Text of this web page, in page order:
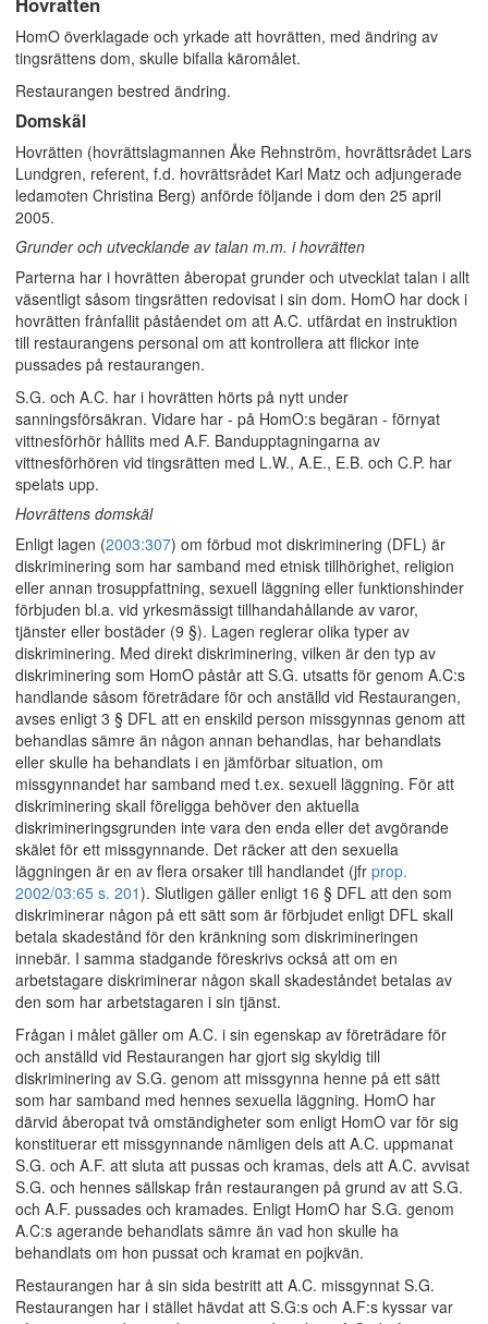
HomO överklagade och yrkade att hovrätten, med ändring av
tingsrättens dom, skulle bifalla käromålet.
Restaurangen bestred ändring.
Domskäl
Hovrätten (hovrättslagmannen Åke Rehnström, hovrättsrådet Lars
Lundgren, referent, f.d. hovrättsrådet Karl Matz och adjungerade
ledamoten Christina Berg) anförde följande i dom den 25 april
2005.
Grunder och utvecklande av talan m.m. i hovrätten
Parterna har i hovrätten åberopat grunder och utvecklat talan i allt
väsentligt såsom tingsrätten redovisat i sin dom. HomO har dock i
hovrätten frånfallit påståendet om att A.C. utfärdat en instruktion
till restaurangens personal om att kontrollera att flickor inte
pussades på restaurangen.
S.G. och A.C. har i hovrätten hörts på nytt under
sanningsförsäkran. Vidare har - på HomO:s begäran - förnyat
vittnesförhör hållits med A.F. Bandupptagningarna av
vittnesförhören vid tingsrätten med L.W., A.E., E.B. och C.P. har
spelats upp.
Hovrättens domskäl
Enligt lagen (2003:307) om förbud mot diskriminering (DFL) är
diskriminering som har samband med etnisk tillhörighet, religion
eller annan trosuppfattning, sexuell läggning eller funktionshinder
förbjuden bl.a. vid yrkesmässigt tillhandahållande av varor,
tjänster eller bostäder (9 §). Lagen reglerar olika typer av
diskriminering. Med direkt diskriminering, vilken är den typ av
diskriminering som HomO påstår att S.G. utsatts för genom A.C:s
handlande såsom företrädare för och anställd vid Restaurangen,
avses enligt 3 § DFL att en enskild person missgynnas genom att
behandlas sämre än någon annan behandlas, har behandlats
eller skulle ha behandlats i en jämförbar situation, om
missgynnandet har samband med t.ex. sexuell läggning. För att
diskriminering skall föreligga behöver den aktuella
diskrimineringsgrunden inte vara den enda eller det avgörande
skälet för ett missgynnande. Det räcker att den sexuella
läggningen är en av flera orsaker till handlandet (jfr prop.
2002/03:65 s. 201). Slutligen gäller enligt 16 § DFL att den som
diskriminerar någon på ett sätt som är förbjudet enligt DFL skall
betala skadestånd för den kränkning som diskrimineringen
innebär. I samma stadgande föreskrivs också att om en
arbetstagare diskriminerar någon skall skadeståndet betalas av
den som har arbetstagaren i sin tjänst.
Frågan i målet gäller om A.C. i sin egenskap av företrädare för
och anställd vid Restaurangen har gjort sig skyldig till
diskriminering av S.G. genom att missgynna henne på ett sätt
som har samband med hennes sexuella läggning. HomO har
därvid åberopat två omständigheter som enligt HomO var för sig
konstituerar ett missgynnande nämligen dels att A.C. uppmanat
S.G. och A.F. att sluta att pussas och kramas, dels att A.C. avvisat
S.G. och hennes sällskap från restaurangen på grund av att S.G.
och A.F. pussades och kramades. Enligt HomO har S.G. genom
A.C:s agerande behandlats sämre än vad hon skulle ha
behandlats om hon pussat och kramat en pojkvän.
Restaurangen har å sin sida bestritt att A.C. missgynnat S.G.
Restaurangen har i stället hävdat att S.G:s och A.F:s kyssar var